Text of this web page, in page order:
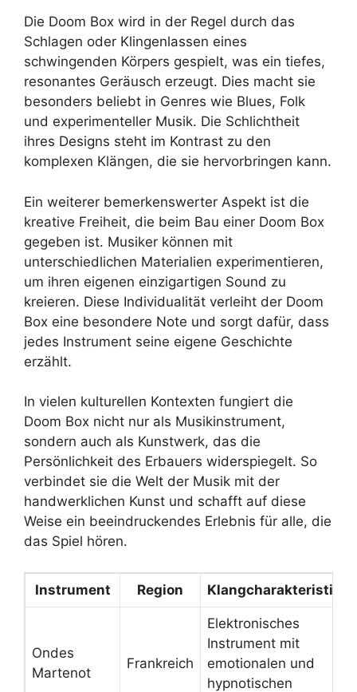
Die Doom Box wird in der Regel durch das
Schlagen oder Klingenlassen eines
schwingenden Körpers gespielt, was ein tiefes,
resonantes Geräusch erzeugt. Dies macht sie
besonders beliebt in Genres wie Blues, Folk
und experimenteller Musik. Die Schlichtheit
ihres Designs steht im Kontrast zu den
komplexen Klängen, die sie hervorbringen kann.
Ein weiterer bemerkenswerter Aspekt ist die
kreative Freiheit, die beim Bau einer Doom Box
gegeben ist. Musiker können mit
unterschiedlichen Materialien experimentieren,
um ihren eigenen einzigartigen Sound zu
kreieren. Diese Individualität verleiht der Doom
Box eine besondere Note und sorgt dafür, dass
jedes Instrument seine eigene Geschichte
erzählt.
In vielen kulturellen Kontexten fungiert die
Doom Box nicht nur als Musikinstrument,
sondern auch als Kunstwerk, das die
Persönlichkeit des Erbauers widerspiegelt. So
verbindet sie die Welt der Musik mit der
handwerklichen Kunst und schafft auf diese
Weise ein beeindruckendes Erlebnis für alle, die
das Spiel hören.
Instrument Region Klangcharakteristik
Ondes
Martenot
Frankreich
Elektronisches
Instrument mit
emotionalen und
hypnotischen